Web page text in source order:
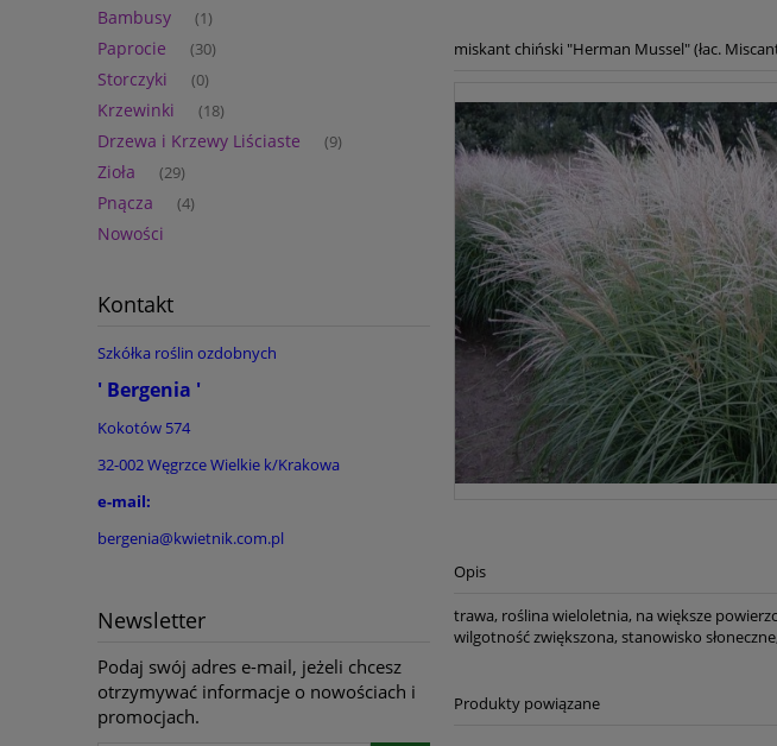
Bambusy (1)
Paprocie (30)
Storczyki (0)
Krzewinki (18)
Drzewa i Krzewy Liściaste (9)
Zioła (29)
Pnącza (4)
Nowości
Kontakt
Szkółka roślin ozdobnych
' Bergenia '
Kokotów 574
32-002 Węgrzce Wielkie k/Krakowa
e-mail:
bergenia@kwietnik.com.pl
Newsletter
Podaj swój adres e-mail, jeżeli chcesz
otrzymywać informacje o nowościach i
promocjach.
miskant chiński "Herman Mussel" (łac.
Opis
trawa, roślina wieloletnia, na większe
wilgotność zwiększona, stanowisko
Produkty powiązane